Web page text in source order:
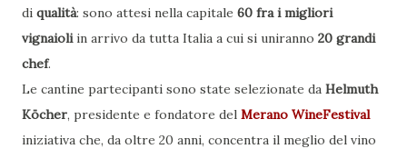
di qualità: sono attesi nella capitale 60 fra i migliori
vignaioliin arrivo da tutta Italia a cui si uniranno 20 grandi
chef.
Le cantine partecipanti sono state selezionate da Helmuth
Köcher, presidente e fondatore del Merano WineFestival
iniziativa che, da oltre 20 anni, concentra il meglio del vino